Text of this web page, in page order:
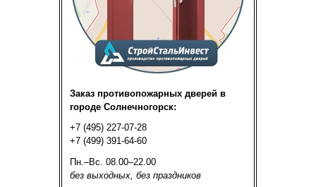
Заказ противопожарных дверей в
городе Солнечногорск:
+7 (495) 227-07-28
+7 (499) 391-64-60
Пн.–Вс. 08.00–22.00
без выходных, без праздников